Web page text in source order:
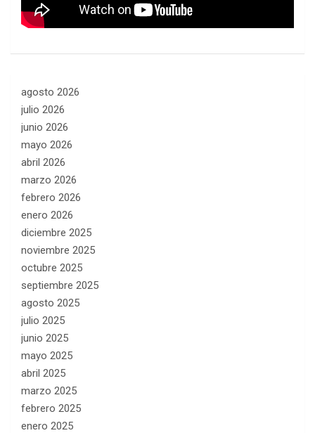
agosto 2026
julio 2026
junio 2026
mayo 2026
abril 2026
marzo 2026
febrero 2026
enero 2026
diciembre 2025
noviembre 2025
octubre 2025
septiembre 2025
agosto 2025
julio 2025
junio 2025
mayo 2025
abril 2025
marzo 2025
febrero 2025
enero 2025